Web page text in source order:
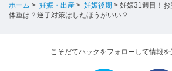
ホーム > 妊娠・出産 > 妊娠後期 > 妊娠31週目！
体重は？逆子対策はしたほうがいい？
こそだてハックをフォローして情報を